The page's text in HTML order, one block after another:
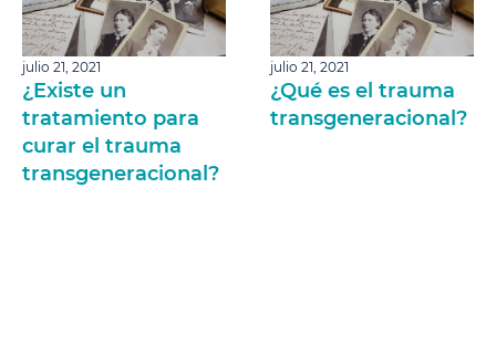
julio 21, 2021
¿Existe un
tratamiento para
curar el trauma
transgeneracional?
julio 21, 2021
¿Qué es el trauma
transgeneracional?